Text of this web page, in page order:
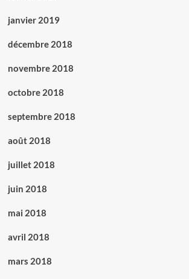
janvier 2019
décembre 2018
novembre 2018
octobre 2018
septembre 2018
août 2018
juillet 2018
juin 2018
mai 2018
avril 2018
mars 2018